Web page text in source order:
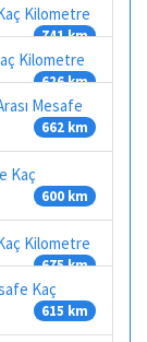
Kilometre
741 km
Kilometre
626 km
Mesafe
662 km
Kaç
600 km
Kilometre
675 km
Kaç
615 km